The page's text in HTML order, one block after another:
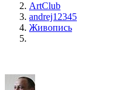
ArtClub
andrej12345
Живопись